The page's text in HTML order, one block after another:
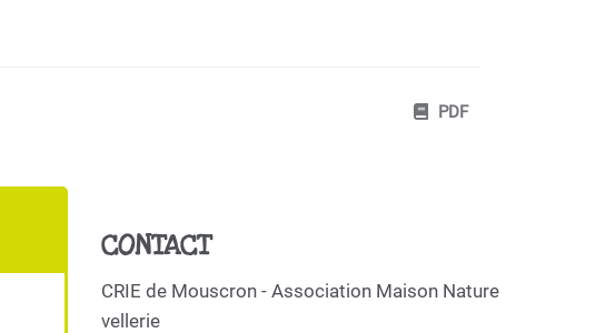
PDF
CONTACT
CRIE de Mouscron - Association Maison Nature
vellerie